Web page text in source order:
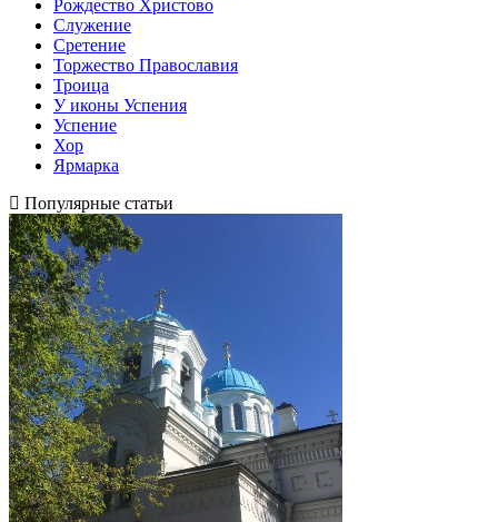
Рождество Христово
Служение
Сретение
Торжество Православия
Троица
У иконы Успения
Успение
Хор
Ярмарка
Популярные статьи